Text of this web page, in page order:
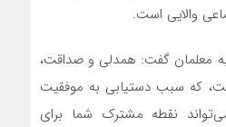
والایی است.
معلمان گفت: همدلی و صداقت،
که سبب دستیابی به موفقیت
نقطه مشترک شما برای